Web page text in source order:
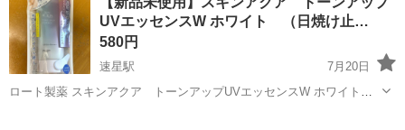
トになります⭐︎
UVエッセンスW ホワイト （日焼け止…
580円
速星駅
7月20日
ロート製薬 スキンアクア トーンアップUVエッセンスW ホワイト